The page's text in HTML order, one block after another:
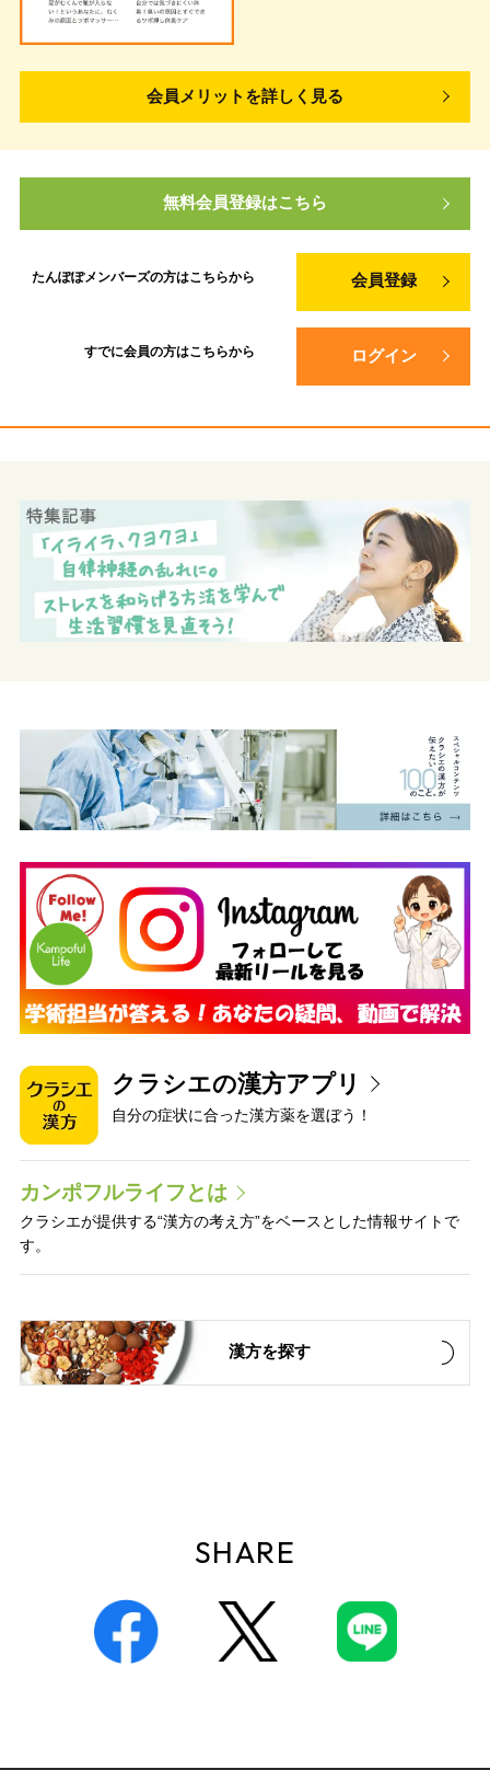
会員メリットを詳しく見る
無料会員登録はこちら
たんぽぽメンバーズの方はこちらから 会員登録
すでに会員の方はこちらから ログイン
クラシエの漢方アプリ
自分の症状に合った漢方薬を選ぼう！
カンポフルライフとは
クラシエが提供する“漢方の考え方”をベースとした情報サイトで
す。
漢方を探す
SHARE